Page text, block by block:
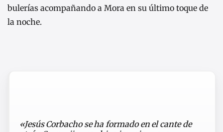
bulerías acompañando a Mora en su último toque de
la noche.
«Jesús Corbacho se ha formado en el cante de